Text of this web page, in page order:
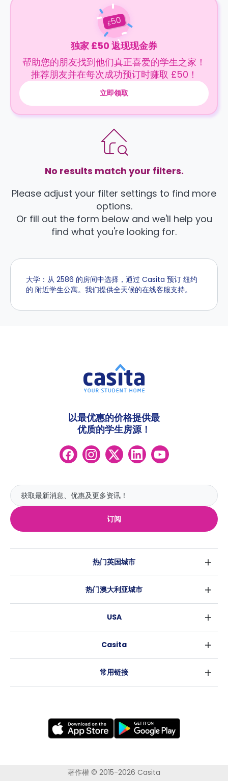
£50
独家 £50 返现现金券
帮助您的朋友找到他们真正喜爱的学生之家！
推荐朋友并在每次成功预订时赚取 £50！
立即领取
No results match your filters.
Please adjust your filter settings to find more
options.
Or fill out the form below and we'll help you
find what you're looking for.
大学：从 2586 的房间中选择，通过 Casita 预订 纽约
的 附近学生公寓。我们提供全天候的在线客服支持。
订阅
以最优惠的价格提供最
优质的学生房源！
热门英国城市
伦敦
爱丁堡
利兹
考文垂
莱斯特
纽卡斯尔
热门澳大利亚城市
布里斯班
阿德莱德
USA
洛杉矶
Casita
常用链接
著作權 © 2015-2026 Casita